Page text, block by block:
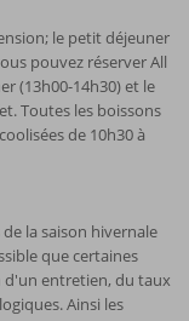
le petit déjeuner
pouvez réserver All
(13h00-14h30) et le
Toutes les boissons
de 10h30 à
la saison hivernale
que certaines
d'un entretien, du taux
Ainsi les